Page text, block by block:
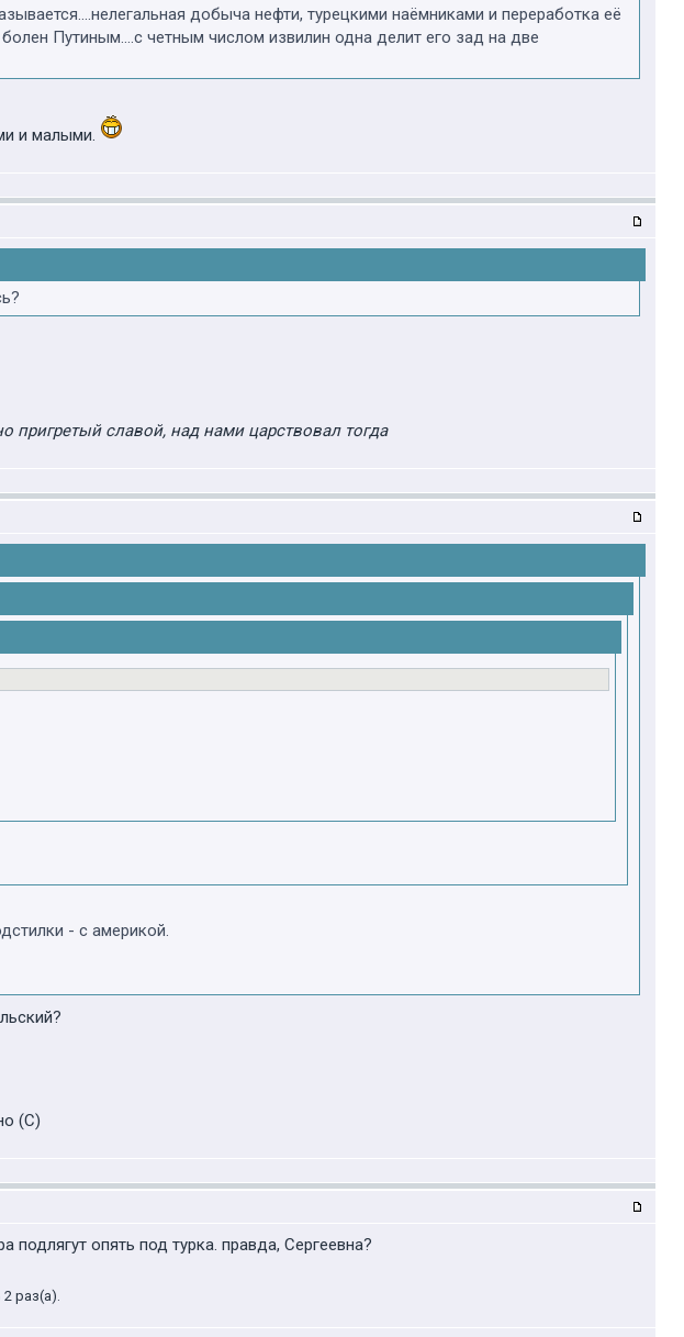
добыча нефти, турецкими наёмниками и переработка её
Путиным....с четным числом извилин одна делит его зад на две
и малыми.
пригретый славой, над нами царствовал тогда
- с америкой.
(С)
подлягут опять под турка. правда, Сергеевна?
раз(а).